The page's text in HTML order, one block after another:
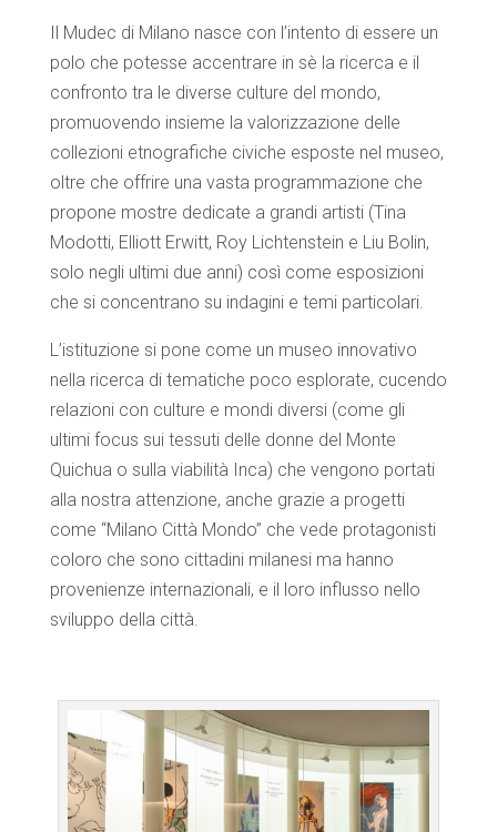
Il Mudec di Milano nasce con l’intento di essere un
polo che potesse accentrare in sè la ricerca e il
confronto tra le diverse culture del mondo,
promuovendo insieme la valorizzazione delle
collezioni etnografiche civiche esposte nel museo,
oltre che offrire una vasta programmazione che
propone mostre dedicate a grandi artisti (Tina
Modotti, Elliott Erwitt, Roy Lichtenstein e Liu Bolin,
solo negli ultimi due anni) così come esposizioni
che si concentrano su indagini e temi particolari.
L’istituzione si pone come un museo innovativo
nella ricerca di tematiche poco esplorate, cucendo
relazioni con culture e mondi diversi (come gli
ultimi focus sui tessuti delle donne del Monte
Quichua o sulla viabilità Inca) che vengono portati
alla nostra attenzione, anche grazie a progetti
come “Milano Città Mondo” che vede protagonisti
coloro che sono cittadini milanesi ma hanno
provenienze internazionali, e il loro influsso nello
sviluppo della città.